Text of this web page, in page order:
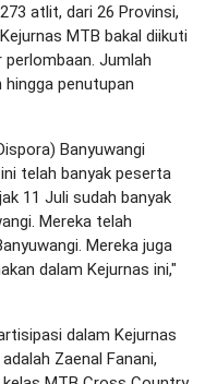
atlit, dari 26 Provinsi,
MTB bakal diikuti
Jumlah
penutupan
Banyuwangi
telah banyak peserta
11 Juli sudah banyak
Mereka telah
Mereka juga
dalam Kejurnas ini,"
dalam Kejurnas
Zaenal Fanani,